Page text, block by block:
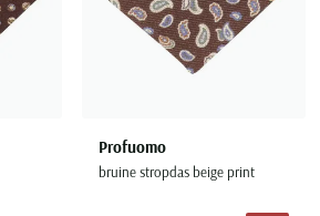
Profuomo
bruine stropdas beige print